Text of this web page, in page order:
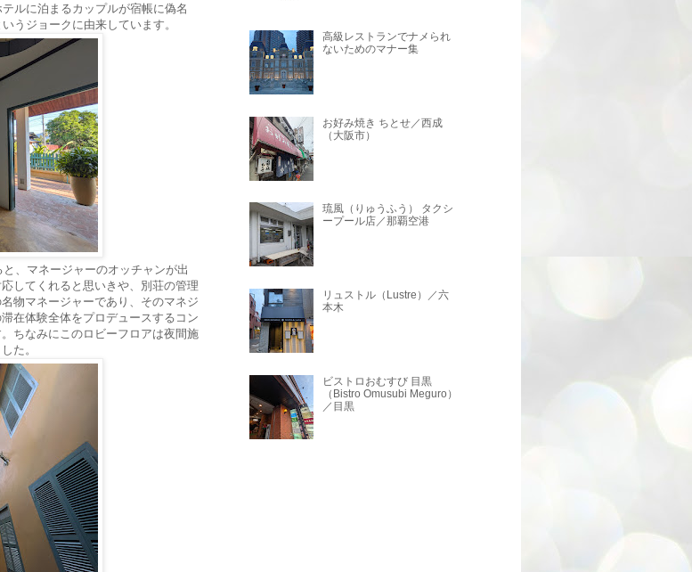
ルに泊まるカップルが宿帳に偽名
うジョークに由来しています。
、マネージャーのオッチャンが出
してくれると思いきや、別荘の管理
物マネージャーであり、そのマネジ
在体験全体をプロデュースするコン
ちなみにこのロビーフロアは夜間施
た。
高級レストランでナメられ
ないためのマナー集
お好み焼き ちとせ／西成
（大阪市）
琉風（りゅうふう） タクシ
ープール店／那覇空港
リュストル（Lustre）／六
本木
ビストロおむすび 目黒
（Bistro Omusubi Meguro）
／目黒